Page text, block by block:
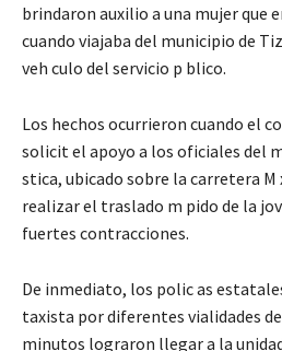
brindaron auxilio a una mujer que
cuando viajaba del municipio de
veh culo del servicio p blico.
Los hechos ocurrieron cuando el
solicit el apoyo a los oficiales del
stica, ubicado sobre la carretera M
realizar el traslado m pido de la
fuertes contracciones.
De inmediato, los polic as
taxista por diferentes vialidades
minutos lograron llegar a la